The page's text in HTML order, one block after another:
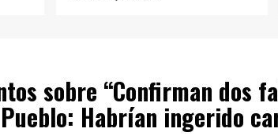
sobre “Confirman dos
Habrían ingerido